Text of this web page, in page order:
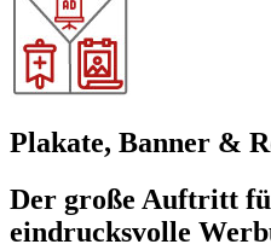
Plakate, Banner &
Der große Auftritt
eindrucksvolle